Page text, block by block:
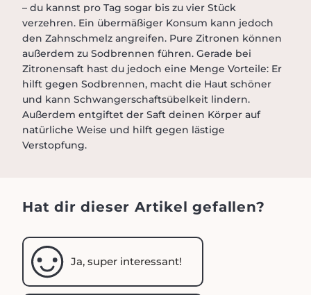
– du kannst pro Tag sogar bis zu vier Stück
verzehren. Ein übermäßiger Konsum kann jedoch
den Zahnschmelz angreifen. Pure Zitronen können
außerdem zu Sodbrennen führen. Gerade bei
Zitronensaft hast du jedoch eine Menge Vorteile: Er
hilft gegen Sodbrennen, macht die Haut schöner
und kann Schwangerschaftsübelkeit lindern.
Außerdem entgiftet der Saft deinen Körper auf
natürliche Weise und hilft gegen lästige
Verstopfung.
Hat dir dieser Artikel gefallen?
Ja, super interessant!